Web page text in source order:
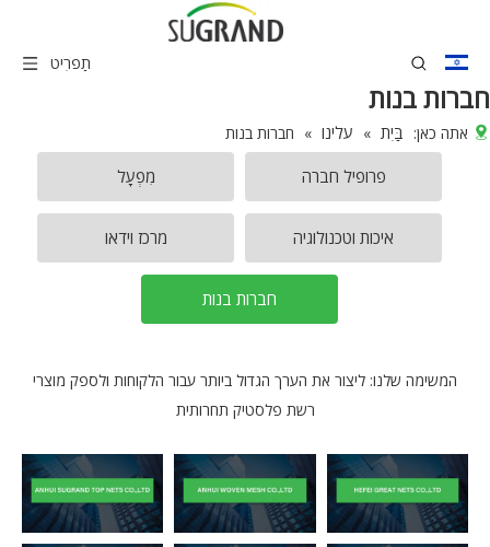
תַפרִיט
חברות בנות
אתה כאן: בַּיִת » עלינו » חברות בנות
פרופיל חברה מִפְעָל
איכות וטכנולוגיה מרכז וידאו
חברות בנות
המשימה שלנו: ליצור את הערך הגדול ביותר עבור הלקוחות ולספק מוצרי
רשת פלסטיק תחרותית